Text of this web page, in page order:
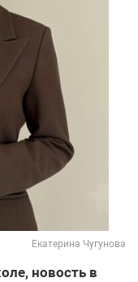
Екатерина Чугунова
новость в